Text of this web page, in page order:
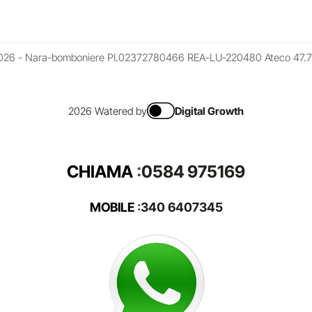
- Nara-bomboniere PI.02372780466 REA-LU-220480 Ateco
2026 Watered by Digital Growth
CHIAMA :0584 975169
MOBILE:340 6407345